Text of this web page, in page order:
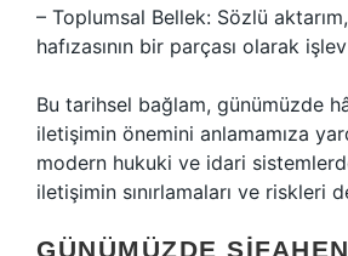
– Toplumsal Bellek: Sözlü
hafızasının bir parçası olarak
Bu tarihsel bağlam, günümüzde
iletişimin önemini anlamamıza
modern hukuki ve idari
iletişimin sınırlamaları ve riskleri
GÜNÜMÜZDE ŞIFAHEN